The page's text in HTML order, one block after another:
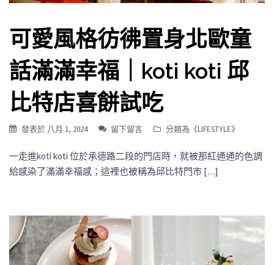
可愛風格彷彿置身北歐童
話滿滿幸福｜koti koti 邱
比特店喜餅試吃
發表於 八月 1, 2024 留下留言 分類為《LIFESTYLE》
一走進koti koti 位於承德路二段的門店時，就被那紅通通的色調
給感染了滿滿幸福感；這裡也被稱為邱比特門市 […]